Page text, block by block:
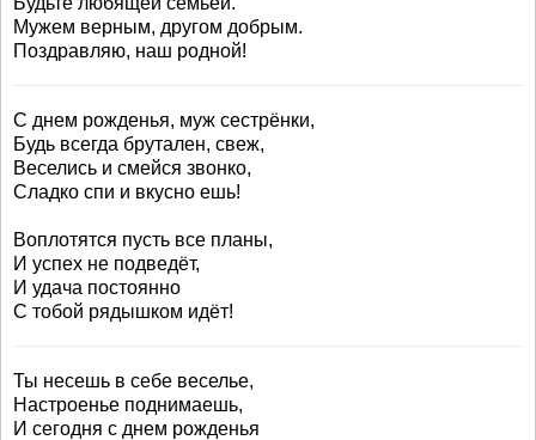
Мужем верным, другом добрым.
Поздравляю, наш родной!
С днем рожденья, муж сестрёнки,
Будь всегда брутален, свеж,
Веселись и смейся звонко,
Сладко спи и вкусно ешь!
Воплотятся пусть все планы,
И успех не подведёт,
И удача постоянно
С тобой рядышком идёт!
Ты несешь в себе веселье,
Настроенье поднимаешь,
И сегодня с днем рожденья